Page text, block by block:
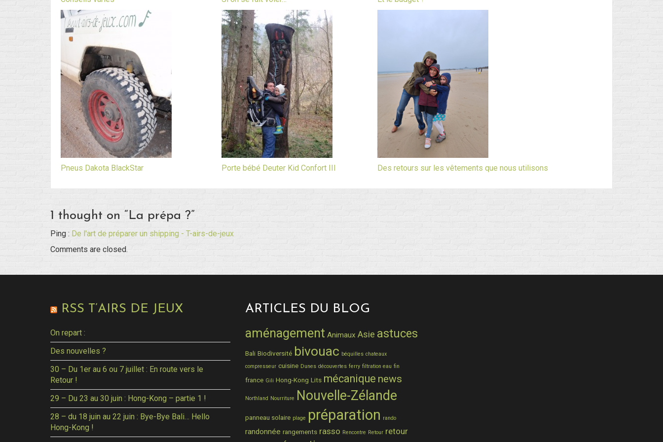
Pneus Dakota BlackStar Porte bébé Deuter Kid Confort III Des retours sur les vêtements que nous utilisons
1 thought on “La prépa ?”
Ping : De l'art de préparer un shipping - T-airs-de-jeux
Comments are closed.
RSS T’AIRS DE JEUX
On repart :
Des nouvelles ?
30 – Du 1er au 6 ou 7 juillet : En route vers le
Retour !
29 – Du 23 au 30 juin : Hong-Kong – partie 1 !
28 – du 18 juin au 22 juin : Bye-Bye Bali… Hello
Hong-Kong !
ARTICLES DU BLOG
aménagement Animaux Asie astuces
Bali Biodiversité bivouac béquilles chateaux
compresseur cuisine Dunes découvertes ferry filtration eau fin
france Gili Hong-Kong Lits mécanique news
Northland Nourriture Nouvelle-Zélande
panneau solaire plage préparation rando
randonnée rangements rasso Rencontre Retour retour